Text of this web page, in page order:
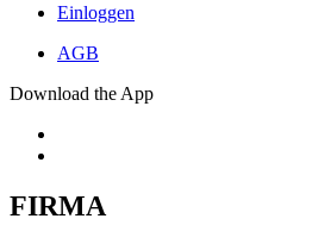
Einloggen
AGB
Download the App
FIRMA